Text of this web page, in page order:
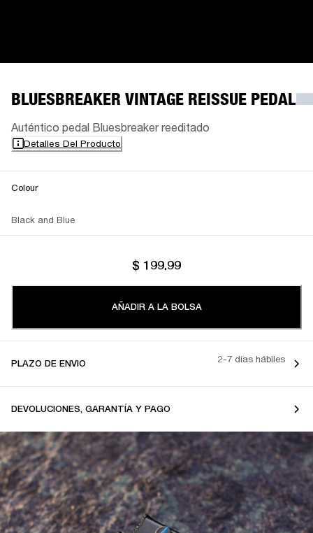
BLUESBREAKER VINTAGE REISSUE PEDAL
Auténtico pedal Bluesbreaker reeditado
Detalles Del Producto
Colour
Black and Blue
$ 199.99
AÑADIR A LA BOLSA
PLAZO DE ENVIO 2-7 días hábiles
DEVOLUCIONES, GARANTÍA Y PAGO